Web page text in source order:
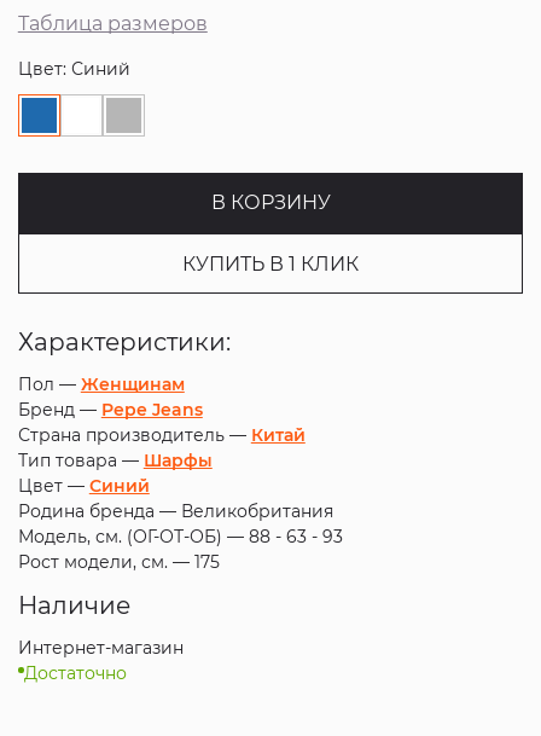
Таблица размеров
Цвет: Синий
В КОРЗИНУ
КУПИТЬ В 1 КЛИК
Характеристики:
Пол — Женщинам
Бренд — Pepe Jeans
Страна производитель — Китай
Тип товара — Шарфы
Цвет — Синий
Родина бренда — Великобритания
Модель, см. (ОГ-ОТ-ОБ) — 88 - 63 - 93
Рост модели, см. — 175
Наличие
Интернет-магазин
Достаточно